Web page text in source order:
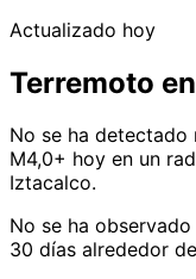
Actualizado hoy
Terremoto
No se ha
M4,0+ hoy en un
Iztacalco.
No se ha
30 días alrededor